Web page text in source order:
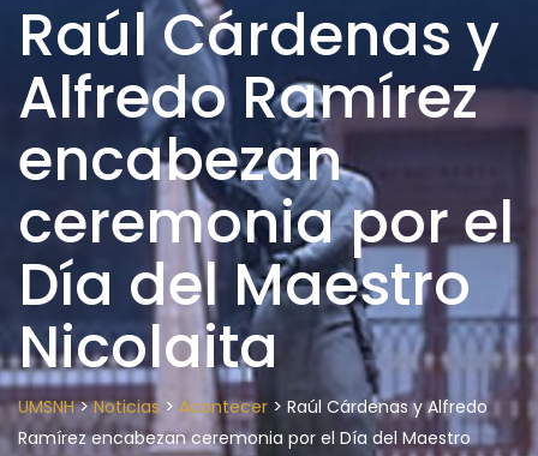
Raúl Cárdenas y
Alfredo Ramírez
encabezan
ceremonia por el
Día del Maestro
Nicolaita
UMSNH>Noticias > Acontecer > Raúl Cárdenas y Alfredo
Ramírez encabezan ceremonia por el Día del Maestro